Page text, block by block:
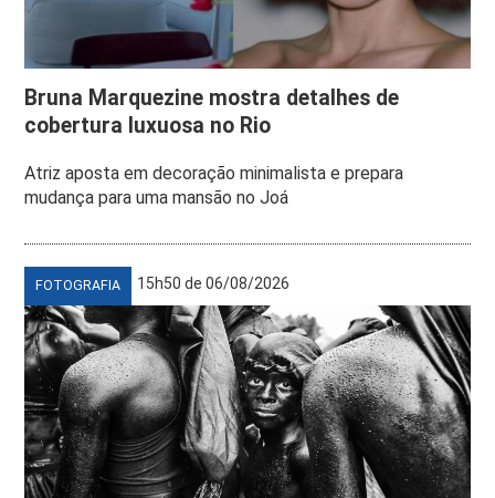
Bruna Marquezine mostra detalhes de
cobertura luxuosa no Rio
Atriz aposta em decoração minimalista e prepara
mudança para uma mansão no Joá
FOTOGRAFIA 15h50 de 06/08/2026